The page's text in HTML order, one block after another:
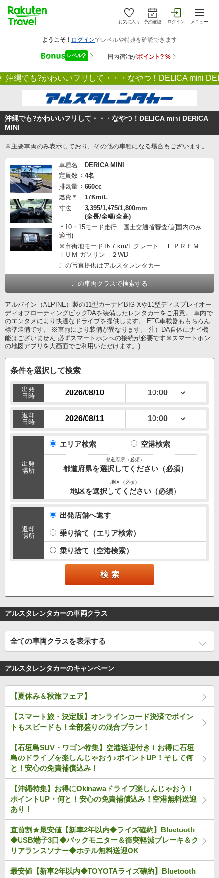
お気に入り 予約確認 ログイン メニュー
沖縄でも?かわいいフリして・・・なやつ！DELICA mini
沖縄でも?かわいいフリして・・・なやつ！DELICA mini DERICA
MINI
※主要車両のみ表示しており、その他の車種になる場合もございます。
車種名
DERICA MINI
定員数
4名
排気量
660cc
燃費＊
17Km/L
寸法
3,395/1,475/1,800mm
(全長/全幅/全高)
＊10・15モード走行 国土交通省審査値(国内のみ
適用)
※市街地モード16.7 km/L グレード Ｔ ＰＲＥＭ
ＩＵＭ ガソリン ２WD
この写真提供はアルスタレンタカー
この車両クラスで検索する
アルパイン（ALPINE）製の11型カーナビBIG Xや11型ディスプレイオー
ディオフローティングビッグDAを装備したレンタカーをご用意。 車内で
のエンタメにより快適なドライブを提供します。 ETC車載器ももちろん
標準装備です。 ※車両により装備が異なります。 注）DA自体にナビ機
能はございません 必ずスマートホンへの接続が必要です※スマートホン
の地図アプリを大画面でご利用いただけます。)
条件を選択して検索
出発
日時
返却
日時
出発
場所
エリア検索 空港検索
都道府県を選択してください（必須）
地区を選択してください（必須）
返却
場所
出発店舗へ返す
乗り捨て（エリア検索）
乗り捨て（空港検索）
アルスタレンタカーの車両クラス
全ての車両クラスを表示する
アルスタレンタカーのキャンペーン
【夏休み＆秋旅フェア】
【スマート旅・決定版】オンラインカード決済でポイン
トもスピードも！全部盛りの混合プラン！
【石垣島SUV・ワゴン特集】空港送迎付き！お得に石垣
島のドライブを楽しんじゃおう♪ポイントUP！そして何
と！安心の免責補償込み！
【沖縄特集】お得にOkinawaドライブ楽しんじゃおう！
ポイントUP・何と！安心の免責補償込み！空港無料送迎
あり！
直前割★最安値【新車2年以内◆ライズ確約】Bluetooth
◆USB端子3口◆バックモニター＆衝突軽減ブレーキ＆ク
リアランスソナー◆ホテル無料送迎OK
最安値【新車2年以内◆TOYOTAライズ確約】Bluetooth